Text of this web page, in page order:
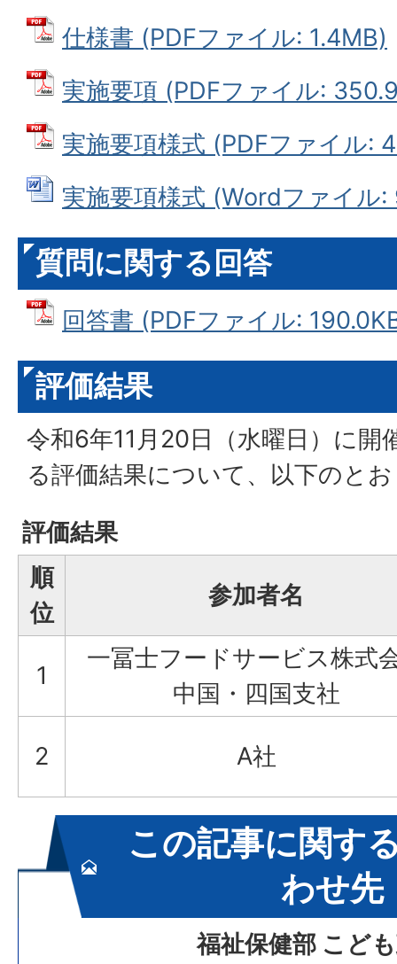
仕様書 (PDFファイル: 1.4MB)
実施要項 (PDFファイル:
実施要項様式 (PDFファイル:
実施要項様式 (Wordファイル:
質問に関する回答
回答書 (PDFファイル:
評価結果
令和6年11月20日（水曜日）に開
る評価結果について、以下のと
評価結果
順
位
参加者名
1
一冨士フードサービス株式
中国・四国支社
2 A社
この記事に関す
わせ先
福祉保健部 こど